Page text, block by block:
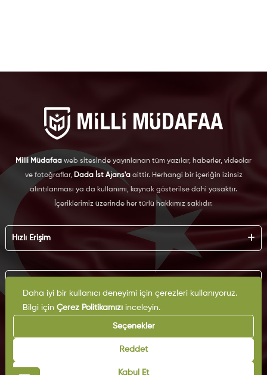
Milli Müdafaa web sitesinde yayınlanan tüm yazılar, haberler, videolar
ve fotoğraflar, Dada İst Ajans'aaittir. Herhangi bir içeriğin izinsiz
alıntılanması ya da kullanımı, kaynak gösterilse dahi yasaktır.
İçeriklerimiz üzerinde her türlü hakkımız saklıdır.
Hızlı Erişim
Künye
Reklam
İş Birliği
Arşiv
İletişim
KVKK
Çerez Politikası
Gizlilik Politikası
Kullanım Şartları
Daha iyi bir kullanıcı deneyimi için çerezleri kullanıyoruz.
Bilgi için Çerez Politikamızıinceleyin.
Seçenekler
Reddet
Kabul Et